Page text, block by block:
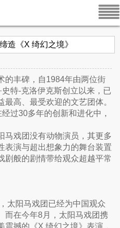
造《X 绮幻之境》
的丰碑，自1984年由两位街
史特-克洛伊克斯创立以来，已
高、最受欢迎的文艺团体。
过30多年的创新和进化中，
马戏团没有动物演员，其更多
表演与超出想象力的舞台装置
剧般的剧情带给观众超越平常
太阳马戏团已经为中国观众
而在今年8月，太阳马戏团携
撼的《X 绮幻之境》表演，